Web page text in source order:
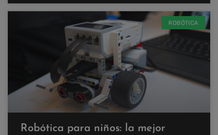
ROBÓTICA
Robótica para niños: la mejor